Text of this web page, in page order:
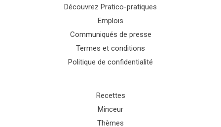
Découvrez Pratico-pratiques
Emplois
Communiqués de presse
Termes et conditions
Politique de confidentialité
Recettes
Minceur
Thèmes